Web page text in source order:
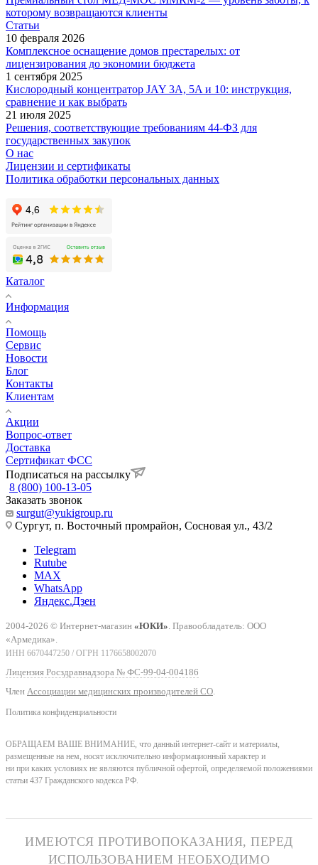
которому возвращаются клиенты
Статьи
10 февраля 2026
Комплексное оснащение домов престарелых: от
лицензирования до экономии бюджета
1 сентября 2025
Кислородный концентратор JAY 3A, 5A и 10: инструкция,
сравнение и как выбрать
21 июля 2025
Решения, соответствующие требованиям 44-ФЗ для
государственных закупок
О нас
Лицензии и сертификаты
Политика обработки персональных данных
Каталог
Информация
Помощь
Сервис
Новости
Блог
Контакты
Клиентам
Акции
Вопрос-ответ
Доставка
Сертификат ФСС
Подписаться на рассылку
8 (800) 100-13-05
Заказать звонок
surgut@yukigroup.ru
Сургут, п. Восточный промрайон, Сосновая ул., 43/2
Telegram
Rutube
MAX
WhatsApp
Яндекс.Дзен
2004-2026 © Интернет-магазин «ЮКИ» . Правообладатель: ООО
«Армедика».
ИНН 6670447250 / ОГРН 1176658002070
Лицензия Росздравнадзора № ФС-99-04-004186
Член Ассоциации медицинских производителей СО
Политика конфиденциальности
ОБРАЩАЕМ ВАШЕ ВНИМАНИЕ, что данный интернет-сайт и материалы,
размещенные на нем, носят исключительно информационный характер и
ни при каких условиях не являются публичной офертой, определяемой положениями
статьи 437 Гражданского кодекса РФ.
ИМЕЮТСЯ ПРОТИВОПОКАЗАНИЯ, ПЕРЕД
ИСПОЛЬЗОВАНИЕМ НЕОБХОДИМО